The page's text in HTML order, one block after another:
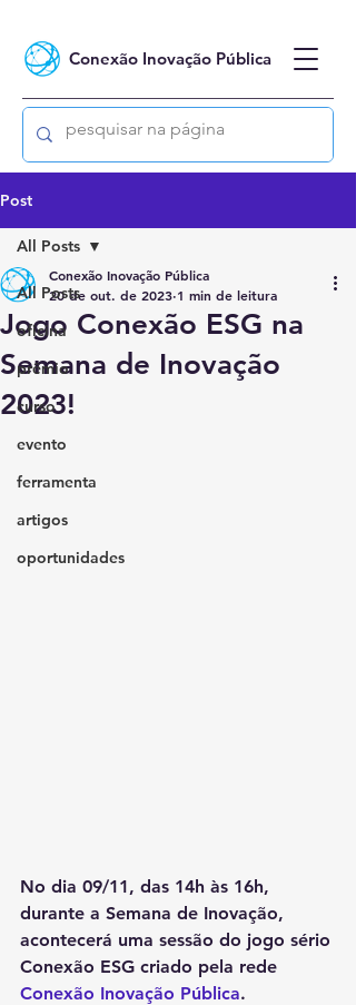
Conexão Inovação Pública
Post
All Posts
oficina
prêmio
curso
evento
ferramenta
artigos
oportunidades
All Posts
Jogo Conexão ESG na
Semana de Inovação
2023!
Conexão Inovação Pública
20 de out. de 2023 1 min de leitura
No dia 09/11, das 14h às 16h,
durante a Semana de Inovação,
acontecerá uma sessão do jogo sério
Conexão ESG criado pela rede
Conexão Inovação Pública.